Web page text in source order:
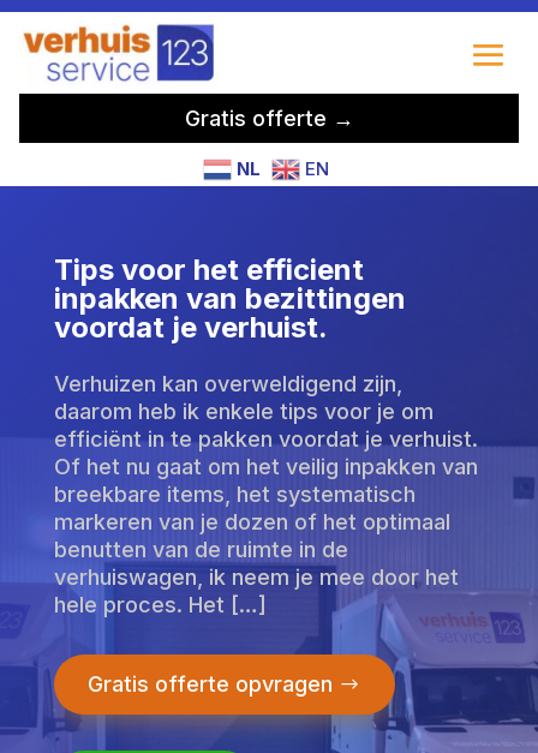
Gratis offerte →
NL EN
Tips voor het efficient
inpakken van bezittingen
voordat je verhuist.
Verhuizen kan overweldigend zijn,
daarom heb ik enkele tips voor je om
efficiënt in te pakken voordat je verhuist.
Of het nu gaat om het veilig inpakken van
breekbare items, het systematisch
markeren van je dozen of het optimaal
benutten van de ruimte in de
verhuiswagen, ik neem je mee door het
hele proces. Het […]
Gratis offerte opvragen